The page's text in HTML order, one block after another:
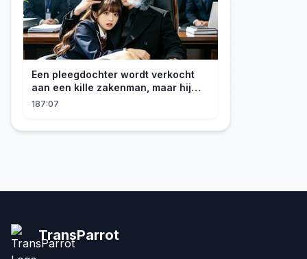
Een pleegdochter wordt verkocht
aan een kille zakenman, maar hij
wordt verliefd op haar en neemt
187:07
TransParrot